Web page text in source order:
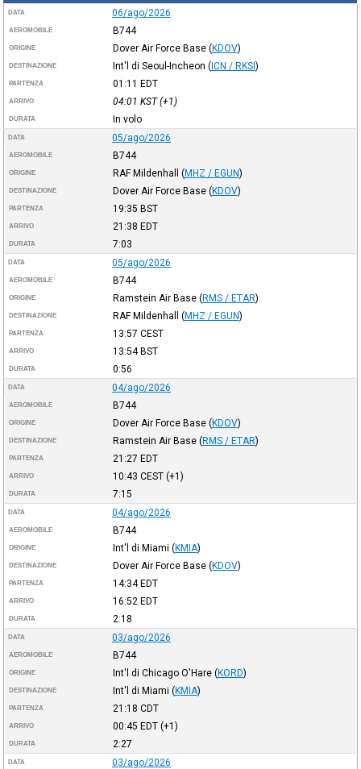
DATA 06/ago/2026
AEROMOBILE B744
ORIGINE Dover Air Force Base (KDOV)
DESTINAZIONE Int'l di Seoul-Incheon (ICN / RKSI)
PARTENZA 01:11 EDT
ARRIVO 04:01 KST(+1)
DURATA In volo
DATA 05/ago/2026
AEROMOBILE B744
ORIGINE RAF Mildenhall (MHZ / EGUN)
DESTINAZIONE Dover Air Force Base (KDOV)
PARTENZA 19:35 BST
ARRIVO 21:38 EDT
DURATA 7:03
DATA 05/ago/2026
AEROMOBILE B744
ORIGINE Ramstein Air Base (RMS / ETAR)
DESTINAZIONE RAF Mildenhall (MHZ / EGUN)
PARTENZA 13:57 CEST
ARRIVO 13:54BST
DURATA 0:56
DATA 04/ago/2026
AEROMOBILE B744
ORIGINE Dover Air Force Base (KDOV)
DESTINAZIONE Ramstein Air Base (RMS / ETAR)
PARTENZA 21:27 EDT
ARRIVO 10:43 CEST(+1)
DURATA 7:15
DATA 04/ago/2026
AEROMOBILE B744
ORIGINE Int'l di Miami (KMIA)
DESTINAZIONE Dover Air Force Base (KDOV)
PARTENZA 14:34EDT
ARRIVO 16:52 EDT
DURATA 2:18
DATA 03/ago/2026
AEROMOBILE B744
ORIGINE Int'l di Chicago O'Hare (KORD)
DESTINAZIONE Int'l di Miami (KMIA)
PARTENZA 21:18 CDT
ARRIVO 00:45 EDT(+1)
DURATA 2:27
DATA 03/ago/2026